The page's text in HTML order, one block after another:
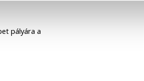
pályára a